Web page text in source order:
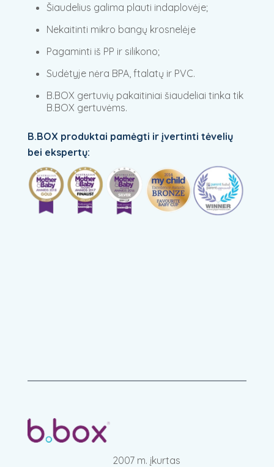
Šiaudelius galima plauti indaplovėje;
Nekaitinti mikro bangų krosnelėje
Pagaminti iš PP ir silikono;
Sudėtyje nėra BPA, ftalatų ir PVC.
B.BOX gertuvių pakaitiniai šiaudeliai tinka tik
B.BOX gertuvėms.
B.BOX produktai pamėgti ir įvertinti tėvelių
bei ekspertų:
2007 m. įkurtas